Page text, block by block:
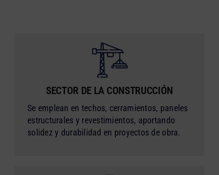
SECTOR DE LA CONSTRUCCIÓN
Se emplean en techos, cerramientos, paneles
estructurales y revestimientos, aportando
solidez y durabilidad en proyectos de obra.